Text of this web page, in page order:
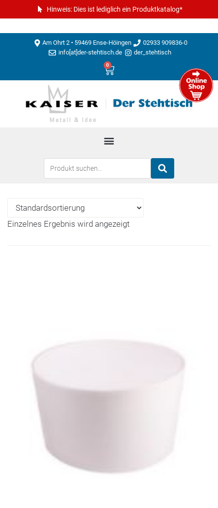
Hinweis: Dies ist lediglich ein Produktkatalog*
Am Ohrt 2 • 59469 Ense-Höingen
02933 909836-0
info[at]der-stehtisch.de
der_stehtisch
0
Einzelnes Ergebnis wird angezeigt